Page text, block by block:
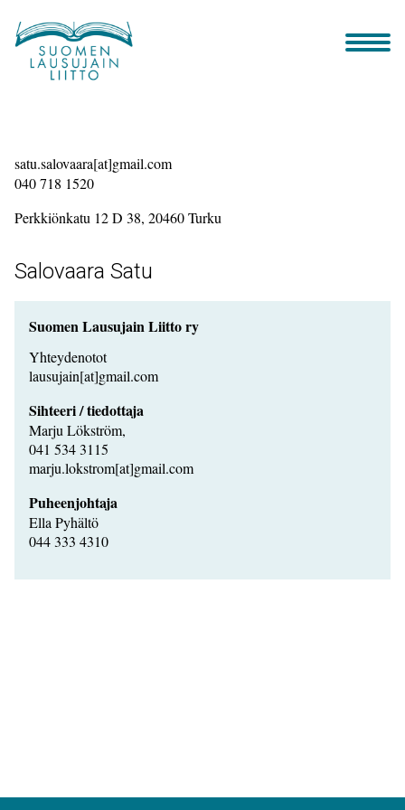
sisältöön
satu.salovaara[at]gmail.com
040 718 1520
Perkkiönkatu 12 D 38, 20460 Turku
Salovaara Satu
Suomen Lausujain Liitto ry
Yhteydenotot
lausujain[at]gmail.com
Sihteeri / tiedottaja
Marju Lökström,
041 534 3115
marju.lokstrom[at]gmail.com
Puheenjohtaja
Ella Pyhältö
044 333 4310